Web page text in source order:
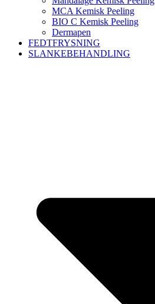
MCA Kemisk Peeling
BIO C Kemisk Peeling
Dermapen
FEDTFRYSNING
SLANKEBEHANDLING